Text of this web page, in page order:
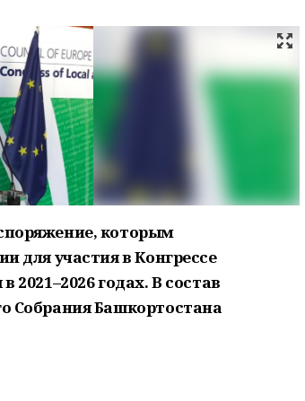
которым
для участия в Конгрессе
годах. В состав
Собрания Башкортостана